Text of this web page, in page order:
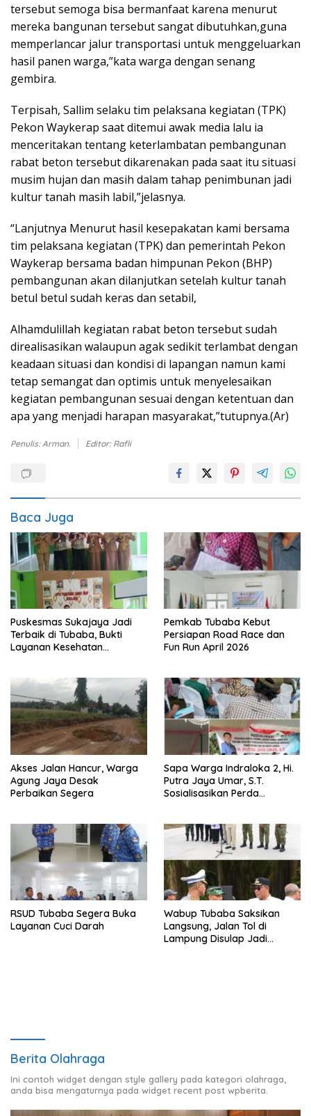
tersebut semoga bisa bermanfaat karena menurut
mereka bangunan tersebut sangat dibutuhkan,guna
memperlancar jalur transportasi untuk menggeluarkan
hasil panen warga,”kata warga dengan senang
gembira.
Terpisah, Sallim selaku tim pelaksana kegiatan (TPK)
Pekon Waykerap saat ditemui awak media lalu ia
menceritakan tentang keterlambatan pembangunan
rabat beton tersebut dikarenakan pada saat itu situasi
musim hujan dan masih dalam tahap penimbunan jadi
kultur tanah masih labil,”jelasnya.
“Lanjutnya Menurut hasil kesepakatan kami bersama
tim pelaksana kegiatan (TPK) dan pemerintah Pekon
Waykerap bersama badan himpunan Pekon (BHP)
pembangunan akan dilanjutkan setelah kultur tanah
betul betul sudah keras dan setabil,
Alhamdulillah kegiatan rabat beton tersebut sudah
direalisasikan walaupun agak sedikit terlambat dengan
keadaan situasi dan kondisi di lapangan namun kami
tetap semangat dan optimis untuk menyelesaikan
kegiatan pembangunan sesuai dengan ketentuan dan
apa yang menjadi harapan masyarakat,”tutupnya.(Ar)
Penulis: Arman. Editor: Rafli
Baca Juga
Puskesmas Sukajaya Jadi
Terbaik di Tubaba, Bukti
Layanan Kesehatan
Pemkab Tubaba Kebut
Persiapan Road Race dan
Fun Run April 2026
Akses Jalan Hancur, Warga
Agung Jaya Desak
Perbaikan Segera
Sapa Warga Indraloka 2, Hi.
Putra Jaya Umar, S.T.
Sosialisasikan Perda
RSUD Tubaba Segera Buka
Layanan Cuci Darah
Wabup Tubaba Saksikan
Langsung, Jalan Tol di
Lampung Disulap Jadi
Berita Olahraga
Ini contoh widget dengan style gallery pada kategori olahraga,
anda bisa mengaturnya pada widget recent post wpberita.